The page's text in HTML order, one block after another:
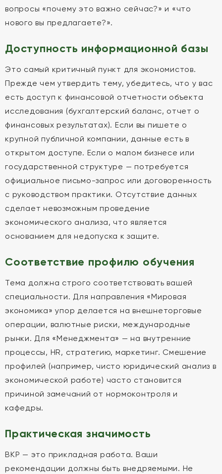
вопросы «почему это важно сейчас?» и «что
нового вы предлагаете?».
Доступность информационной базы
Это самый критичный пункт для экономистов.
Прежде чем утвердить тему, убедитесь, что у вас
есть доступ к финансовой отчетности объекта
исследования (бухгалтерский баланс, отчет о
финансовых результатах). Если вы пишете о
крупной публичной компании, данные есть в
открытом доступе. Если о малом бизнесе или
государственной структуре — потребуется
официальное письмо-запрос или договоренность
с руководством практики. Отсутствие данных
сделает невозможным проведение
экономического анализа, что является
основанием для недопуска к защите.
Соответствие профилю обучения
Тема должна строго соответствовать вашей
специальности. Для направления «Мировая
экономика» упор делается на внешнеторговые
операции, валютные риски, международные
рынки. Для «Менеджмента» — на внутренние
процессы, HR, стратегию, маркетинг. Смешение
профилей (например, чисто юридический анализ в
экономической работе) часто становится
причиной замечаний от нормоконтроля и
кафедры.
Практическая значимость
ВКР — это прикладная работа. Ваши
рекомендации должны быть внедряемыми. Не